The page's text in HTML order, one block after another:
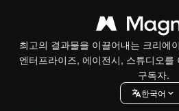
최고의 결과물을 이끌어내는 크리에
엔터프라이즈, 에이전시, 스튜디오를
구독자.
한국어